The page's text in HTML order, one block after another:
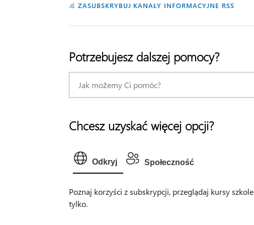
ZASUBSKRYBUJ KANAŁY INFORMACYJNE RSS
Potrzebujesz dalszej pomocy?
Chcesz uzyskać więcej opcji?
Odkryj Społeczność
Poznaj korzyści z subskrypcji, przeglądaj kursy
tylko.